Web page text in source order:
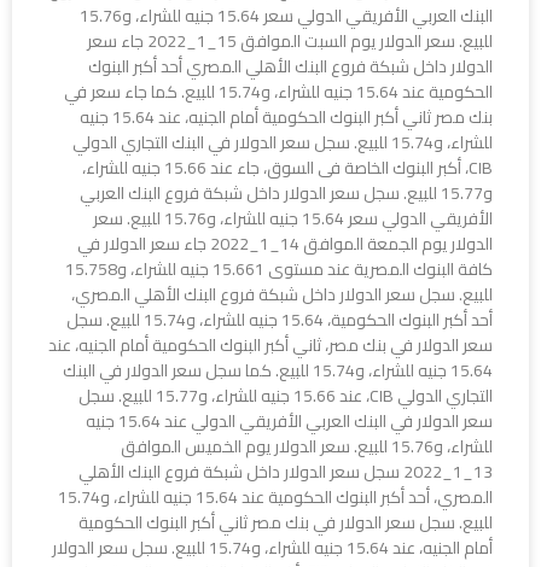
البنك العربي الأفريقي الدولي سعر 15.64 جنيه للشراء، و15.76
للبيع. سعر الدولار يوم السبت الموافق 15_1_2022 جاء سعر
الدولار داخل شبكة فروع البنك الأهلي المصري أحد أكبر البنوك
الحكومية عند 15.64 جنيه للشراء، و15.74 للبيع. كما جاء سعر في
بنك مصر ثاني أكبر البنوك الحكومية أمام الجنيه، عند 15.64 جنيه
للشراء، و15.74 للبيع. سجل سعر الدولار في البنك التجاري الدولي
CIB، أكبر البنوك الخاصة فى السوق، جاء عند 15.66 جنيه للشراء،
و15.77 للبيع. سجل سعر الدولار داخل شبكة فروع البنك العربي
الأفريقي الدولي سعر 15.64 جنيه للشراء، و15.76 للبيع. سعر
الدولار يوم الجمعة الموافق 14_1_2022 جاء سعر الدولار في
كافة البنوك المصرية عند مستوى 15.661 جنيه للشراء، و15.758
للبيع. سجل سعر الدولار داخل شبكة فروع البنك الأهلي المصري،
أحد أكبر البنوك الحكومية، 15.64 جنيه للشراء، و15.74 للبيع. سجل
سعر الدولار في بنك مصر، ثاني أكبر البنوك الحكومية أمام الجنيه، عند
15.64 جنيه للشراء، و15.74 للبيع. كما سجل سعر الدولار في البنك
التجاري الدولي CIB، عند 15.66 جنيه للشراء، و15.77 للبيع. سجل
سعر الدولار في البنك العربي الأفريقي الدولي عند 15.64 جنيه
للشراء، و15.76 للبيع. سعر الدولار يوم الخميس الموافق
13_1_2022 سجل سعر الدولار داخل شبكة فروع البنك الأهلي
المصري، أحد أكبر البنوك الحكومية عند 15.64 جنيه للشراء، و15.74
للبيع. سجل سعر الدولار في بنك مصر ثاني أكبر البنوك الحكومية
أمام الجنيه، عند 15.64 جنيه للشراء، و15.74 للبيع. سجل سعر الدولار